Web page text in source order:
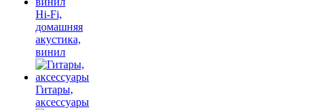
Hi-Fi,
домашняя
акустика,
винил
Гитары,
аксессуары